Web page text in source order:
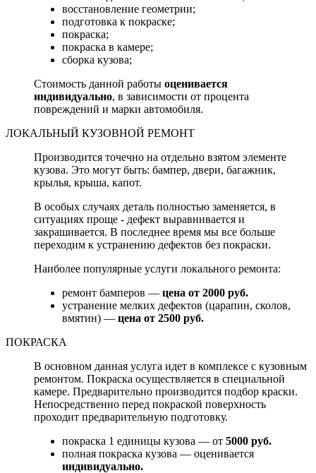
восстановление геометрии;
подготовка к покраске;
покраска;
покраска в камере;
сборка кузова;
Стоимость данной работы оценивается
индивидуально, в зависимости от процента
повреждений и марки автомобиля.
ЛОКАЛЬНЫЙ КУЗОВНОЙ РЕМОНТ
Производится точечно на отдельно взятом элементе
кузова. Это могут быть: бампер, двери, багажник,
крылья, крыша, капот.
В особых случаях деталь полностью заменяется, в
ситуациях проще - дефект выравнивается и
закрашивается. В последнее время мы все больше
переходим к устранению дефектов без покраски.
Наиболее популярные услуги локального ремонта:
ремонт бамперов — цена от 2000 руб.
устранение мелких дефектов (царапин, сколов,
вмятин) — цена от 2500 руб.
ПОКРАСКА
В основном данная услуга идет в комплексе с кузовным
ремонтом. Покраска осуществляется в специальной
камере. Предварительно производится подбор краски.
Непосредственно перед покраской поверхность
проходит предварительную подготовку.
покраска 1 единицы кузова — от 5000 руб.
полная покраска кузова — оценивается
индивидуально.